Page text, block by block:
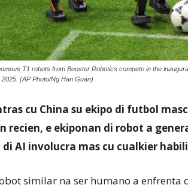
T1 robots from Booster Robotics compete in the
(AP Photo/Ng Han Guan)
cu China su ekipo di futbol
recien, e ekiponan di robot a
AI involucra mas cu cualkier
similar na ser humano a